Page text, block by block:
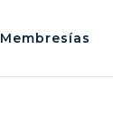
Membresías